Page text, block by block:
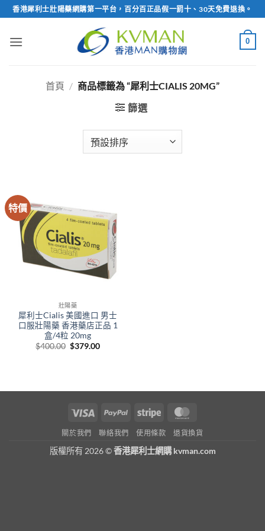
Skip
to
content
香港犀利士壯陽藥網購第一平台，百分百正品假一罰十、30天免費退換。
0
首頁 / 商品標籤為 “犀利士CIALIS 20MG”
篩選
特價
壯陽藥
犀利士Cialis 美國進口 男士
口服壯陽藥 香港藥店正品 1
盒/4粒 20mg
$400.00 Original
$379.00Current
Visa PayPal Stripe
關於我們 聯絡我們 使用條款 退貨換貨
版權所有 2026 ©香港犀利士網購 kvman.com